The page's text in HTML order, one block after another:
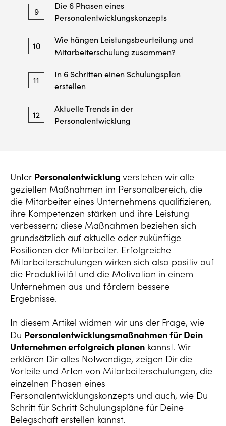
9
Die 6 Phasen eines
Personalentwicklungskonzepts
10
Wie hängen Leistungsbeurteilung und
Mitarbeiterschulung zusammen?
11
In 6 Schritten einen Schulungsplan
erstellen
12
Aktuelle Trends in der
Personalentwicklung
Unter Personalentwicklung verstehen wir alle
gezielten Maßnahmen im Personalbereich, die
die Mitarbeiter eines Unternehmens qualifizieren,
ihre Kompetenzen stärken und ihre Leistung
verbessern; diese Maßnahmen beziehen sich
grundsätzlich auf aktuelle oder zukünftige
Positionen der Mitarbeiter. Erfolgreiche
Mitarbeiterschulungen wirken sich also positiv auf
die Produktivität und die Motivation in einem
Unternehmen aus und fördern bessere
Ergebnisse.
In diesem Artikel widmen wir uns der Frage, wie
Du Personalentwicklungsmaßnahmen für Dein
Unternehmen erfolgreich planen kannst. Wir
erklären Dir alles Notwendige, zeigen Dir die
Vorteile und Arten von Mitarbeiterschulungen, die
einzelnen Phasen eines
Personalentwicklungskonzepts und auch, wie Du
Schritt für Schritt Schulungspläne für Deine
Belegschaft erstellen kannst.